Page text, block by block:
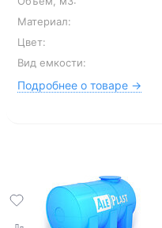
Материал:
Цвет:
Вид емкости:
Подробнее о товаре →